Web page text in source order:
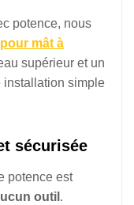
potence, nous
mât à
supérieur et un
installation simple
sécurisée
potence est
outil .